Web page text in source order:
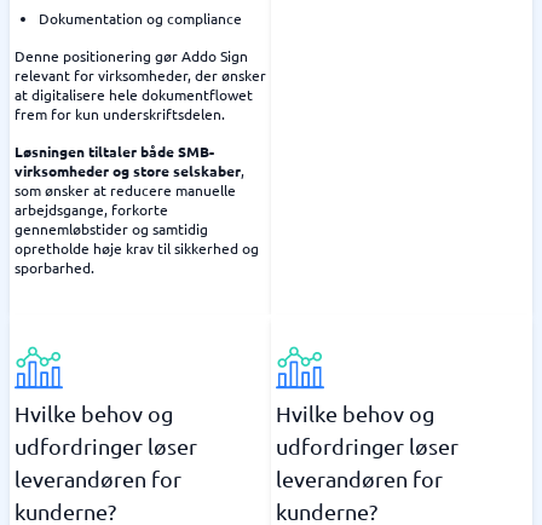
Dokumentation og compliance
Denne positionering gør Addo Sign
relevant for virksomheder, der ønsker
at digitalisere hele dokumentflowet
frem for kun underskriftsdelen.
Løsningen tiltaler både SMB-
virksomheder og store selskaber,
som ønsker at reducere manuelle
arbejdsgange, forkorte
gennemløbstider og samtidig
opretholde høje krav til sikkerhed og
sporbarhed.
Hvilke behov og
udfordringer løser
leverandøren for
kunderne?
Hvilke behov og
udfordringer løser
leverandøren for
kunderne?